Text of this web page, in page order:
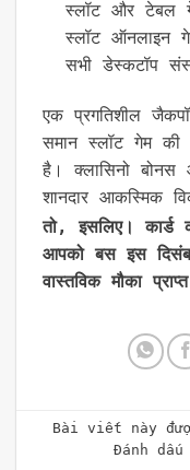
स्लॉट और टेबल
स्लॉट ऑनलाइन
सभी डेस्कटॉप
एक प्रगतिशील
समान स्लॉट गेम
है। क्लासिनो
शानदार आकस्मिक
तो, इसलिए। कार्ड
आपको बस इस
वास्तविक मौका
Bài viết này
Đánh dấu